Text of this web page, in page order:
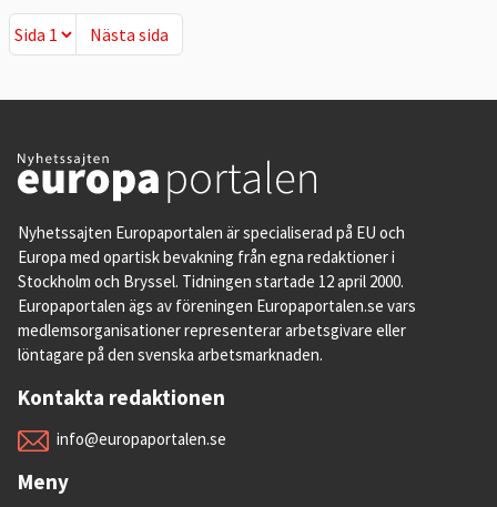
Nästa sida
Nästa sida
Nyhetssajten Europaportalen är specialiserad på EU och
Europa med opartisk bevakning från egna redaktioner i
Stockholm och Bryssel. Tidningen startade 12 april 2000.
Europaportalen ägs av föreningen Europaportalen.se vars
medlemsorganisationer representerar arbetsgivare eller
löntagare på den svenska arbetsmarknaden.
Kontakta redaktionen
info@europaportalen.se
Meny